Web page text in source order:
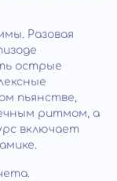
Разовая
острые
пьянстве,
ритмом, а
включает